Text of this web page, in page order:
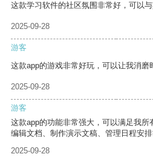
这款学习软件的社区氛围非常好，可以
2025-09-28
游客
这款app的游戏非常好玩，可以让我消磨
2025-09-28
游客
这款app的功能非常强大，可以满足我
编辑文档、制作演示文稿、管理日程安排
2025-09-28